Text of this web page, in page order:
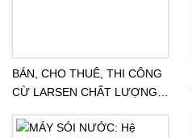
BÁN, CHO THUÊ, THI CÔNG
CỪ LARSEN CHẤT LƯỢNG
BẮC.